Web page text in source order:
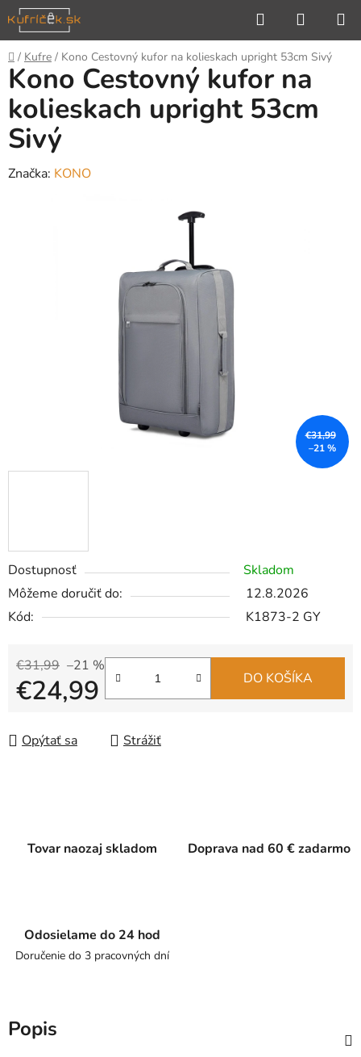
Prejsť
na
obsah
Hľadať
KOŠÍK
Domov
/ Kufre / Kono Cestovný kufor na kolieskach upright 53cm Sivý
Dostupnosť
Skladom
Môžeme doručiť do:
12.8.2026
Kód:
K1873-2 GY
€31,99 –21 %
€24,99 DO KOŠÍKA
Opýtať sa Strážiť
Kono Cestovný kufor na
kolieskach upright 53cm
Sivý
Značka: KONO
€31,99
–21 %
Tovar naozaj skladom Doprava nad 60 € zadarmo
Odosielame do 24 hod
Doručenie do 3 pracovných dní
Popis